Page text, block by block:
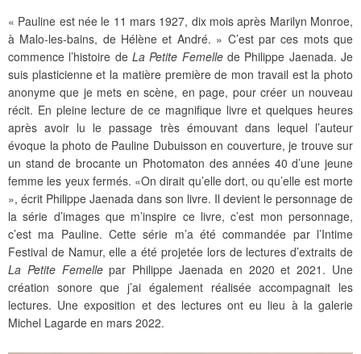
« Pauline est née le 11 mars 1927, dix mois après Marilyn Monroe,
à Malo-les-bains, de Hélène et André. » C’est par ces mots que
commence l’histoire de La Petite Femellede Philippe Jaenada. Je
suis plasticienne et la matière première de mon travail est la photo
anonyme que je mets en scène, en page, pour créer un nouveau
récit. En pleine lecture de ce magnifique livre et quelques heures
après avoir lu le passage très émouvant dans lequel l’auteur
évoque la photo de Pauline Dubuisson en couverture, je trouve sur
un stand de brocante un Photomaton des années 40 d’une jeune
femme les yeux fermés. «On dirait qu’elle dort, ou qu’elle est morte
», écrit Philippe Jaenada dans son livre. Il devient le personnage de
la série d’images que m’inspire ce livre, c’est mon personnage,
c’est ma Pauline. Cette série m’a été commandée par l’Intime
Festival de Namur, elle a été projetée lors de lectures d’extraits de
La Petite Femellepar Philippe Jaenada en 2020 et 2021. Une
création sonore que j’ai également réalisée accompagnait les
lectures. Une exposition et des lectures ont eu lieu à la galerie
Michel Lagarde en mars 2022.